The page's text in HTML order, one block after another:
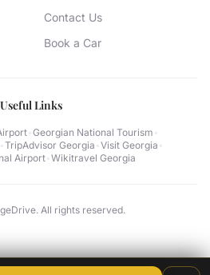
Contact Us
Book a Car
Useful Links
• Georgian National Tourism
TripAdvisor Georgia Visit Georgia
Airport Wikitravel Georgia
All rights reserved.